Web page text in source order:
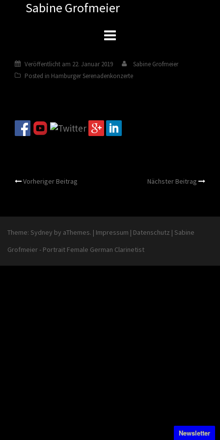
Sabine Grofmeier
Veröffentlicht am 22. Januar 2019
Sabine Grofmeier
Posted in Hamburger Serenadenkonzerte
Beitragsnavigation
Vorheriger Beitrag Nächster Beitrag
Theme: Sydney by aThemes. | Impressum | Datenschutz | Sabine
Grofmeier - Portrait Female German Clarinetist
Newsletter